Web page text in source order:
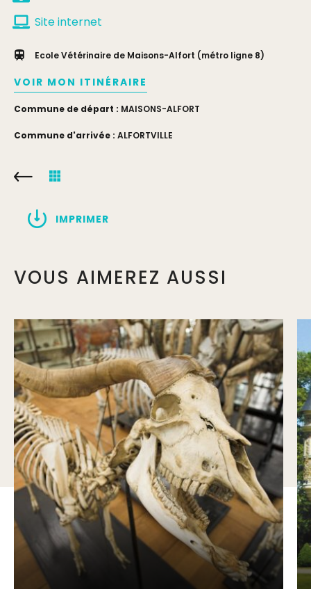
Site internet
Ecole Vétérinaire de Maisons-Alfort (métro ligne 8)
VOIR MON ITINÉRAIRE
Commune de départ : MAISONS-ALFORT
Commune d'arrivée : ALFORTVILLE
IMPRIMER
VOUS AIMEREZ AUSSI